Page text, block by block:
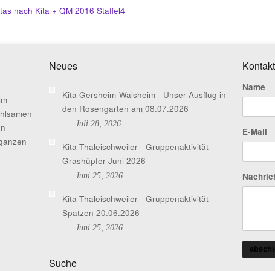
nach Kita + QM 2016 Staffel4
Neues
Kita Gersheim-Walsheim - Unser Ausflug in
den Rosengarten am 08.07.2026
Juli 28, 2026
Kita Thaleischweiler - Gruppenaktivität
Grashüpfer Juni 2026
Juni 25, 2026
Kita Thaleischweiler - Gruppenaktivität
Spatzen 20.06.2026
Juni 25, 2026
Suche
Kontakt
Name
E-Mail